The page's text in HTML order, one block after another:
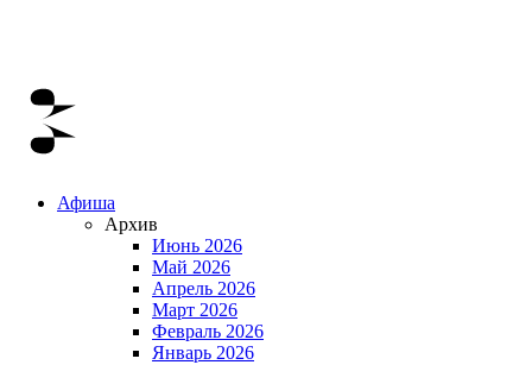
Афиша
Архив
Июнь 2026
Май 2026
Апрель 2026
Март 2026
Февраль 2026
Январь 2026